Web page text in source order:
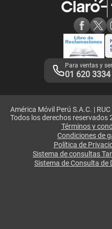
Adquirientes iPhone 6, 6S y SE
Mensaje de Seguridad
Términos y Condiciones de
Libro de Reclamaciones
Legales de marketplace
Para ventas y
01 620 3334
América Móvil Perú S.A.C. |
Todos los derechos reservados
Términos y
Condiciones de
Política de
Sistema de consultas
Sistema de Consulta de